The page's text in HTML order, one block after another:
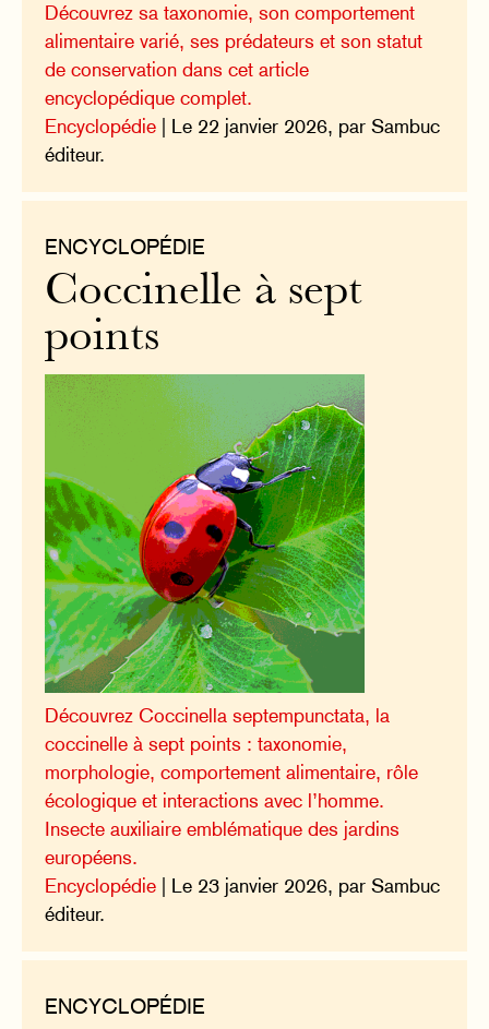
Découvrez sa taxonomie, son comportement
alimentaire varié, ses prédateurs et son statut
de conservation dans cet article
encyclopédique complet.
Encyclopédie | Le 22 janvier 2026, par Sambuc
éditeur.
ENCYCLOPÉDIE
Coccinelle à sept
points
Découvrez Coccinella septempunctata, la
coccinelle à sept points : taxonomie,
morphologie, comportement alimentaire, rôle
écologique et interactions avec l’homme.
Insecte auxiliaire emblématique des jardins
européens.
Encyclopédie | Le 23 janvier 2026, par Sambuc
éditeur.
ENCYCLOPÉDIE